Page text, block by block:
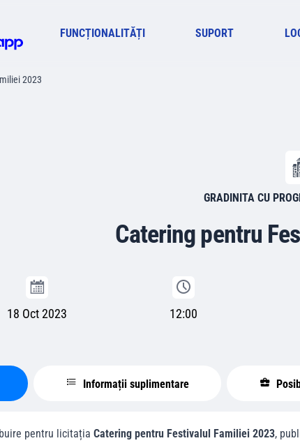
FUNCȚIONALITĂȚI SUPORT
2023
GRADINITA CU
Catering pentru
18 Oct 2023 12:00
Informații suplimentare
pentru licitația Catering pentru Festivalul Familiei 2023,